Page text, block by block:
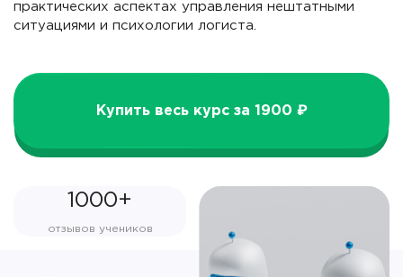
практических аспектах управления нештатными
ситуациями и психологии логиста.
Купить весь курс за 1900 ₽
1000+
отзывов учеников